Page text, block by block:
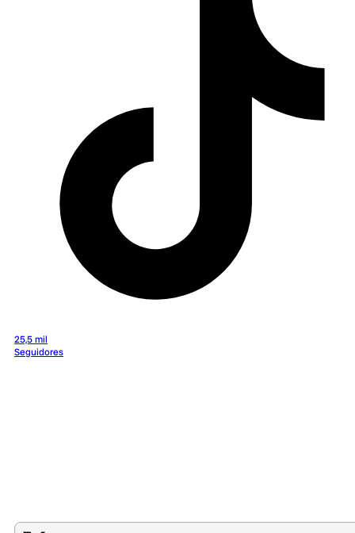
25,5 mil
Seguidores